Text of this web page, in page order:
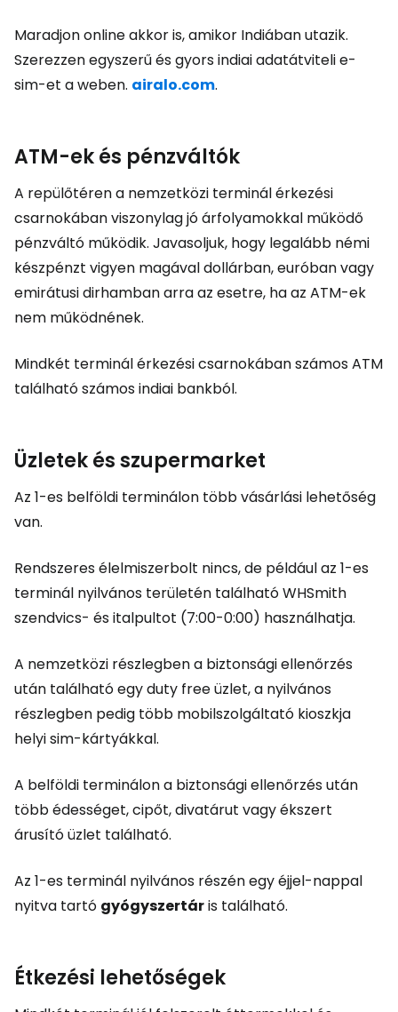
Maradjon online akkor is, amikor Indiában utazik.
Szerezzen egyszerű és gyors indiai adatátviteli e-
sim-et a weben. airalo.com.
ATM-ek és pénzváltók
A repülőtéren a nemzetközi terminál érkezési
csarnokában viszonylag jó árfolyamokkal működő
pénzváltó működik. Javasoljuk, hogy legalább némi
készpénzt vigyen magával dollárban, euróban vagy
emirátusi dirhamban arra az esetre, ha az ATM-ek
nem működnének.
Mindkét terminál érkezési csarnokában számos ATM
található számos indiai bankból.
Üzletek és szupermarket
Az 1-es belföldi terminálon több vásárlási lehetőség
van.
Rendszeres élelmiszerbolt nincs, de például az 1-es
terminál nyilvános területén található WHSmith
szendvics- és italpultot (7:00-0:00) használhatja.
A nemzetközi részlegben a biztonsági ellenőrzés
után található egyduty freeüzlet, a nyilvános
részlegben pedig több mobilszolgáltató kioszkja
helyi sim-kártyákkal.
A belföldi terminálon a biztonsági ellenőrzés után
több édességet, cipőt, divatárut vagy ékszert
árusító üzlet található.
Az 1-es terminál nyilvános részén egy éjjel-nappal
nyitva tartó gyógyszertáris található.
Étkezési lehetőségek